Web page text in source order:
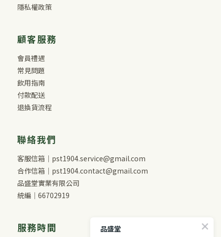
隱私權政策
顧客服務
會員禮遇
常見問題
飲用指南
付款配送
退換貨流程
聯絡我們
客服信箱｜pst1904.service@gmail.com
合作信箱｜pst1904.contact@gmail.com
品盛堂實業有限公司
統編｜66702919
服務時間 品盛堂